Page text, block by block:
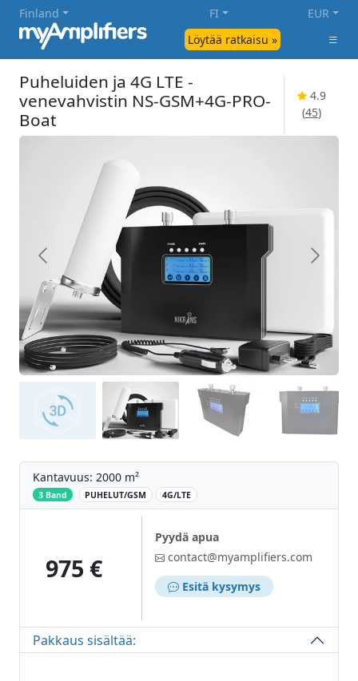
Löytää ratkaisu »
Finland FI EUR
Puheluiden ja 4G LTE -
venevahvistin NS-GSM+4G-PRO-
Boat
4.9
(45)
Kantavuus: 2000 m²
3 Band ‌ PUHELUT/GSM 4G/LTE
975 €
Pyydä apua
contact@myamplifiers.com
Esitä kysymys
Pakkaus sisältää: